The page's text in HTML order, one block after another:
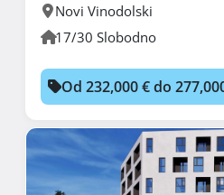
Novi Vinodolski
17/30 Slobodno
Od 232,000 € do